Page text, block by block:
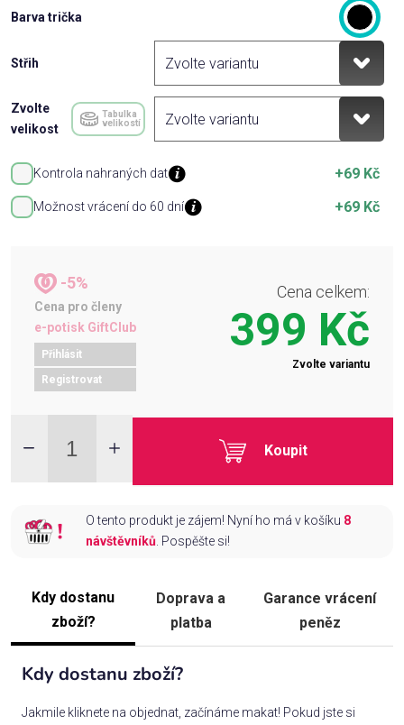
Barva trička
Střih
Zvolte
velikost
Tabulka
velikostí
Kontrola nahraných dat +69 Kč
Možnost vrácení do 60 dní +69 Kč
-5%
Cena pro členy
e-potisk GiftClub
Přihlásit
Registrovat
Cena celkem:
399 Kč
Zvolte variantu
Koupit
O tento produkt je zájem! Nyní ho má v košíku 8
návštěvníků. Pospěšte si!
Kdy dostanu
zboží?
Doprava a
platba
Garance vrácení
peněz
Kdy dostanu zboží?
Jakmile kliknete na objednat, začínáme makat! Pokud jste si